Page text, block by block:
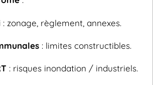
: zonage, règlement, annexes.
: limites constructibles.
: risques inondation / industriels.